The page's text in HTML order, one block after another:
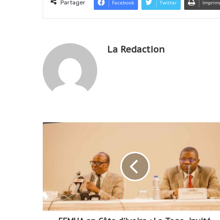
Partager Facebook Twitter
La Redaction